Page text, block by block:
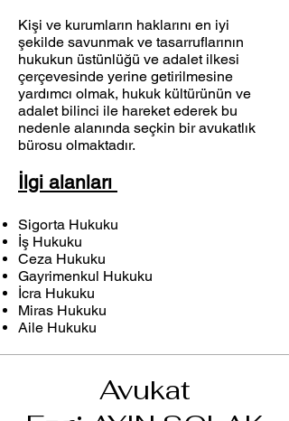
Kişi ve kurumların haklarını en iyi
şekilde savunmak ve tasarruflarının
hukukun üstünlüğü ve adalet ilkesi
çerçevesinde yerine getirilmesine
yardımcı olmak, hukuk kültürünün ve
adalet bilinci ile hareket ederek bu
nedenle alanında seçkin bir avukatlık
bürosu olmaktadır.
İlgi alanları
Sigorta Hukuku
İş Hukuku
Ceza Hukuku
Gayrimenkul Hukuku
İcra Hukuku
Miras Hukuku
Aile Hukuku
Avukat